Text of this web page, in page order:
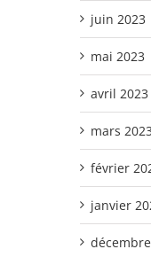
juin 2023
mai 2023
avril 2023
mars 2023
février
janvier